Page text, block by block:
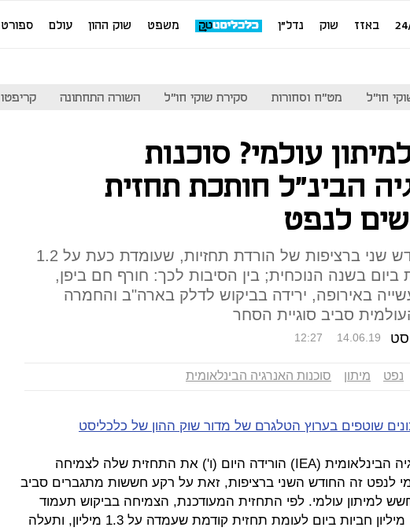
באזז שוק נדל"ן משפט שוק ההון עולם ספורט
חו"ל מט"ח וסחורות סקירת שוקי חו"ל השורה התחתונה קריפטו
עולמי? סוכנות
הבינ"ל חותכת תחזית
לנפט
מדובר בחודש שני ברציפות של הורדת תחזיות, שעומדת כעת על 1.2
ביום בשנה הנוכחית; בין הסיבות לכך: חורף חם ביפן,
באירופה, ירידה בביקוש לדלק בארה"ב והחמרה
סביב סוגיית הסחר
12:27 14.06.19
נפט מיתון סוכנות האנרגיה הבינלאומית
שוטפים בערוץ הטלגרם של מדור שוק ההון של כלכליסט
סוכנות האנרגיה הבינלאומית (IEA) הורידה היום (ו') את התחזית שלה לצמיחה
לנפט זה החודש השני ברציפות, זאת על רקע חששות מתגברים סביב
למיתון עולמי. לפי התחזית המעודכנת, הצמיחה בביקוש תעמוד
השנה על 1.2 מיליון חביות ביום לעומת תחזית קודמת שעמדה על 1.3 מיליון, ותעלה